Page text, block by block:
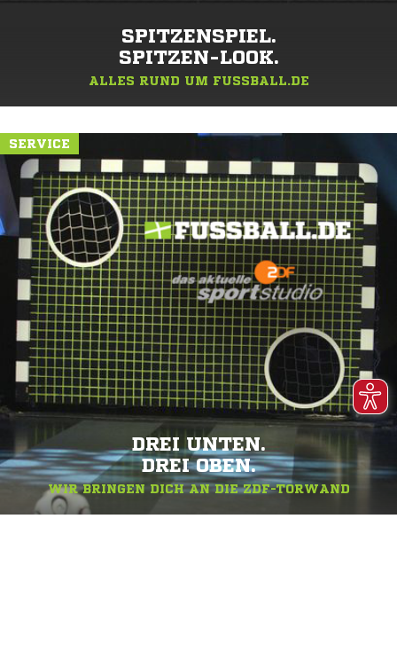
SPITZENSPIEL.
SPITZEN-LOOK.
ALLES RUND UM FUSSBALL.DE
SERVICE
DREI UNTEN.
DREI OBEN.
WIR BRINGEN DICH AN DIE ZDF-TORWAND